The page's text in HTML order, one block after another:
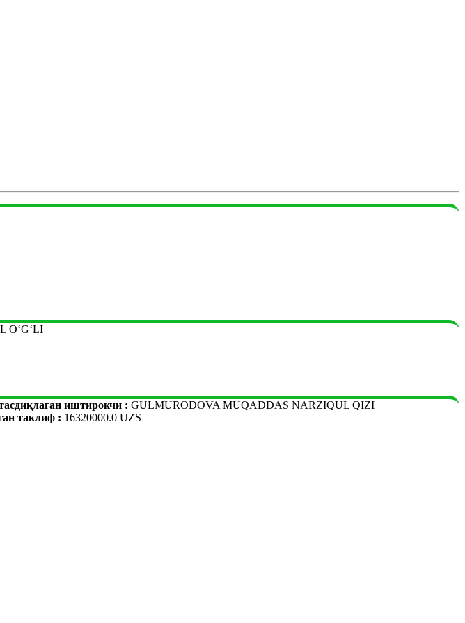
O‘G‘LI
иштирокчи : GULMURODOVA MUQADDAS NARZIQUL QIZI
таклиф : 16320000.0 UZS